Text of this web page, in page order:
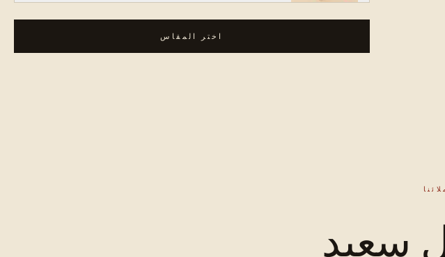
اختر المقاس